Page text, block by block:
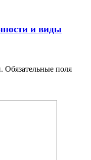
и виды
Обязательные поля